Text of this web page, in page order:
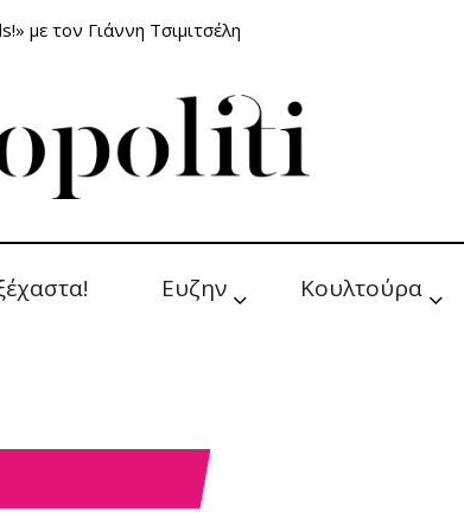
με τον Γιάννη Τσιμιτσέλη
Ευζην Κουλτούρα